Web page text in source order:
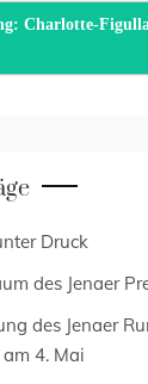
Charlotte-
Druck
des Jenaer
des Jenaer
4. Mai